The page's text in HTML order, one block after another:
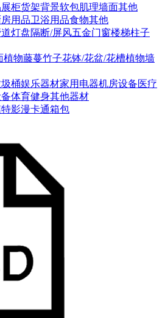
展柜货架背景软包肌理墙面其他
房用品卫浴用品食物其他
灯盘隔断/屏风五金门窗楼梯柱子
植物藤蔓竹子花钵/花盆/花槽植物墙
桶娱乐器材家用电器机房设备医疗
体育健身其他器材
影漫卡通箱包